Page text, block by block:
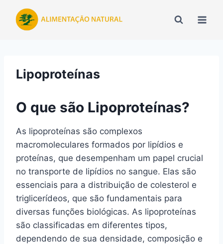
para
Lipoproteínas
O que são Lipoproteínas?
As lipoproteínas são complexos
macromoleculares formados por lipídios e
proteínas, que desempenham um papel crucial
no transporte de lipídios no sangue. Elas são
essenciais para a distribuição de colesterol e
triglicerídeos, que são fundamentais para
diversas funções biológicas. As lipoproteínas
são classificadas em diferentes tipos,
dependendo de sua densidade, composição e